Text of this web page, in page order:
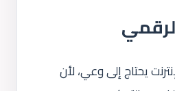
يحتاج إلى وعي، لأن